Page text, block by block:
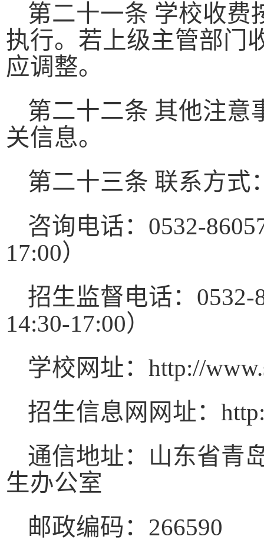
第二十一条 学校收费
执行。若上级主管部门
应调整。
第二十二条 其他注意
关信息。
第二十三条 联系方式
咨询电话： 0532-
17:00）
招生监督电话： 0532-
14:30-17:00）
学校网址： http://
招生信息网网址：
通信地址：山东省青
生办公室
邮政编码： 266590